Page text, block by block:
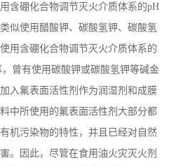
含硼化合物调节灭火介质体系的pH
似使用醋酸钾、碳酸氢钾、碳酸氢
用含硼化合物调节灭火介质体系的
曾有使用碳酸钾或碳酸氢钾等碱金
入氟表面活性剂作为润湿剂和成膜
中所使用的氟表面活性剂大部分都
机污染物的特性，并且已经对自然
。因此，尽管在食用油火灾灭火剂